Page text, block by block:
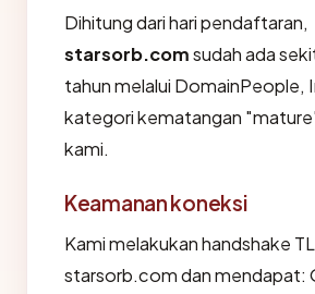
Dihitung dari hari pendaftaran,
starsorb.comsudah ada
tahun melalui DomainPeople,
kategori kematangan
kami.
Keamanan koneksi
Kami melakukan handshake
starsorb.com dan mendapat: